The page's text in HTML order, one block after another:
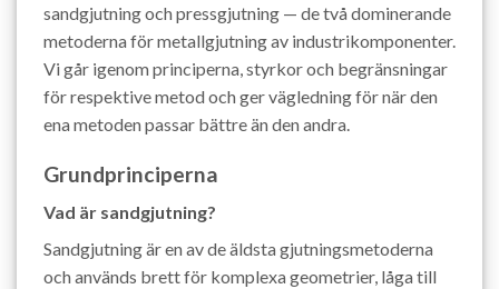
sandgjutning och pressgjutning — de två dominerande
metoderna för metallgjutning av industrikomponenter.
Vi går igenom principerna, styrkor och begränsningar
för respektive metod och ger vägledning för när den
ena metoden passar bättre än den andra.
Grundprinciperna
Vad är sandgjutning?
Sandgjutning är en av de äldsta gjutningsmetoderna
och används brett för komplexa geometrier, låga till